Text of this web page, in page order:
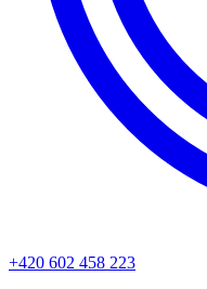
+420 602 458 223